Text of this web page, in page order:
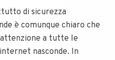
di sicurezza
è comunque chiaro che
a tutte le
nasconde. In